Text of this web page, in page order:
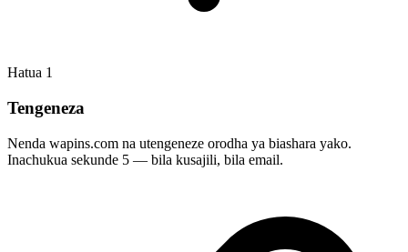
Hatua 1
Tengeneza
Nenda wapins.com na utengeneze orodha ya biashara yako.
Inachukua sekunde 5 — bila kusajili, bila email.